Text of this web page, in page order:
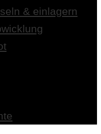
& einlagern